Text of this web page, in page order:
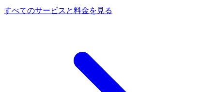
すべてのサービスと料金を見る